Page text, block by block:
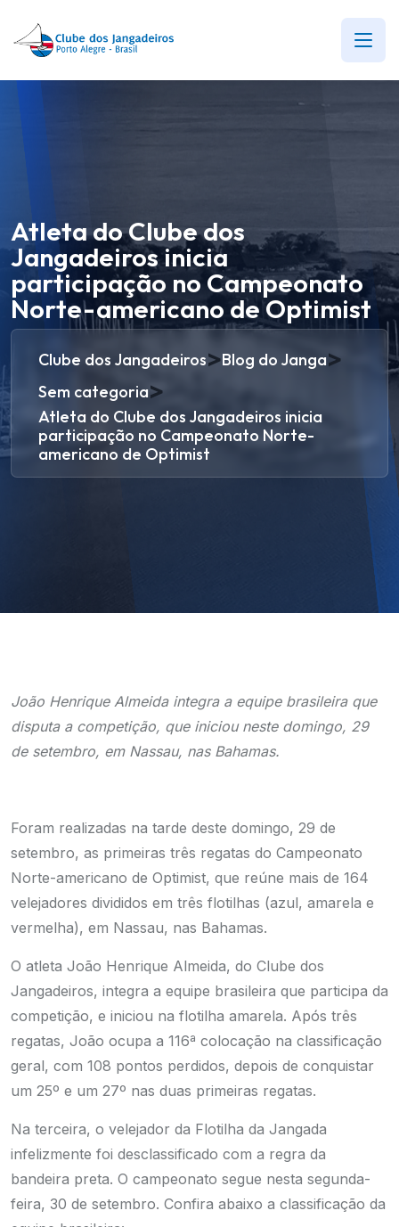
Atleta do Clube dos
Jangadeiros inicia
participação no Campeonato
Norte-americano de Optimist
Clube dos Jangadeiros>Blog do Janga>
Sem categoria>
Atleta do Clube dos Jangadeiros inicia
participação no Campeonato Norte-
americano de Optimist
João Henrique Almeida integra a equipe brasileira que
disputa a competição, que iniciou neste domingo, 29
de setembro, em Nassau, nas Bahamas.
Foram realizadas na tarde deste domingo, 29 de
setembro, as primeiras três regatas do Campeonato
Norte-americano de Optimist, que reúne mais de 164
velejadores divididos em três flotilhas (azul, amarela e
vermelha), em Nassau, nas Bahamas.
O atleta João Henrique Almeida, do Clube dos
Jangadeiros, integra a equipe brasileira que participa da
competição, e iniciou na flotilha amarela. Após três
regatas, João ocupa a 116ª colocação na classificação
geral, com 108 pontos perdidos, depois de conquistar
um 25º e um 27º nas duas primeiras regatas.
Na terceira, o velejador da Flotilha da Jangada
infelizmente foi desclassificado com a regra da
bandeira preta. O campeonato segue nesta segunda-
feira, 30 de setembro. Confira abaixo a classificação da